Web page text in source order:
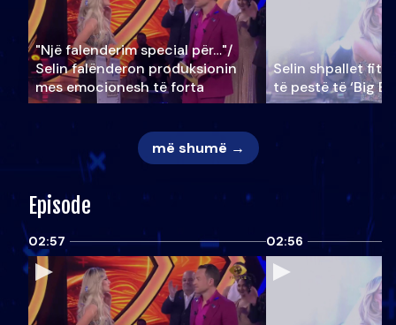
"Një falenderim special për…"/
Selin falënderon produksionin
mes emocionesh të forta
Selin shpallet
të pestë të ‘Big
më shumë →
Episode
02:57 02:56